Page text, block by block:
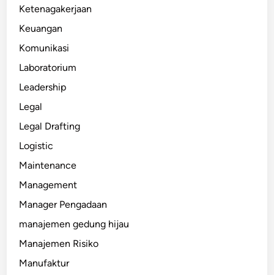
Ketenagakerjaan
Keuangan
Komunikasi
Laboratorium
Leadership
Legal
Legal Drafting
Logistic
Maintenance
Management
Manager Pengadaan
manajemen gedung hijau
Manajemen Risiko
Manufaktur